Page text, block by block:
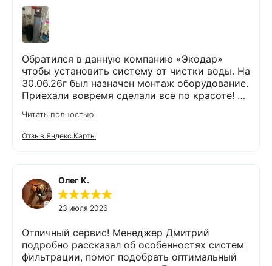
Обратился в данную компанию «Экодар»
чтобы установить систему от чистки воды. На
30.06.26г был назначен монтаж оборудование.
Приехали вовремя сделали все по красоте! Я
Читать полностью
Отзыв Яндекс.Карты
Олег К.
23 июля 2026
Отличный сервис! Менеджер Дмитрий
подробно рассказал об особенностях систем
фильтрации, помог подобрать оптимальный